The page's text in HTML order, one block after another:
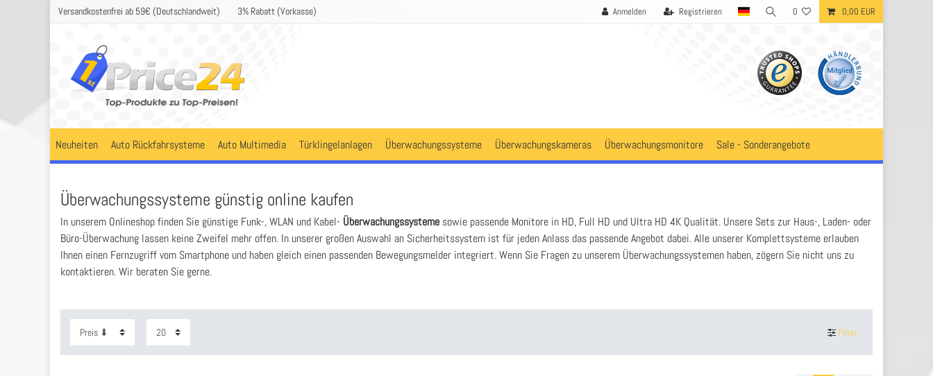
Versandkostenfrei ab 59€ (Deutschlandweit) 3% Rabatt (Vorkasse) Anmelden Registrieren 0 0,00 EUR
Neuheiten Auto Rückfahrsysteme Auto Multimedia Türklingelanlagen Überwachungssysteme Überwachungskameras Überwachungsmonitore Sale - Sonderangebote
Überwachungssysteme günstig online kaufen
In unserem Onlineshop finden Sie günstige Funk-, WLAN und Kabel- Überwachungssysteme sowie passende Monitore in HD, Full HD und Ultra HD 4K Qualität. Unsere Sets zur Haus-, Laden- oder
Büro-Überwachung lassen keine Zweifel mehr offen. In unserer großen Auswahl an Sicherheitssystem ist für jeden Anlass das passende Angebot dabei. Alle unserer Komplettsysteme erlauben
Ihnen einen Fernzugriff vom Smartphone und haben gleich einen passenden Bewegungsmelder integriert. Wenn Sie Fragen zu unserem Überwachungssystemen haben, zögern Sie nicht uns zu
kontaktieren. Wir beraten Sie gerne.
Filter